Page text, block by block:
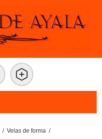
/ Velas de forma /